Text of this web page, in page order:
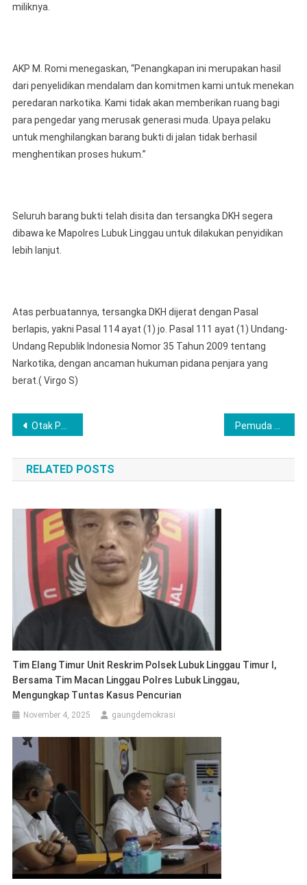
miliknya.
AKP M. Romi menegaskan, “Penangkapan ini merupakan hasil
dari penyelidikan mendalam dan komitmen kami untuk menekan
peredaran narkotika. Kami tidak akan memberikan ruang bagi
para pengedar yang merusak generasi muda. Upaya pelaku
untuk menghilangkan barang bukti di jalan tidak berhasil
menghentikan proses hukum.”
Seluruh barang bukti telah disita dan tersangka DKH segera
dibawa ke Mapolres Lubuk Linggau untuk dilakukan penyidikan
lebih lanjut.
Atas perbuatannya, tersangka DKH dijerat dengan Pasal
berlapis, yakni Pasal 114 ayat (1) jo. Pasal 111 ayat (1) Undang-
Undang Republik Indonesia Nomor 35 Tahun 2009 tentang
Narkotika, dengan ancaman hukuman pidana penjara yang
berat.( Virgo S)
Post
navigation
Otak Pelaku H , Belum 24 Jam Berhasil Ditangkap Satreskrim Polres Lubuklinggau Pemuda di Lubuklinggau Ditangkap Satresnarkoba Dengan Barang Bukti Cukup Besar
RELATED POSTS
Tim Elang Timur Unit Reskrim Polsek Lubuk Linggau Timur I,
Bersama Tim Macan Linggau Polres Lubuk Linggau,
Mengungkap Tuntas Kasus Pencurian
November 4, 2025 gaungdemokrasi